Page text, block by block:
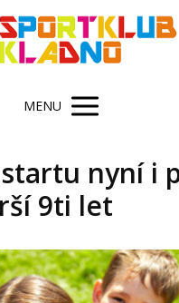
MENU
nyní i
9ti let